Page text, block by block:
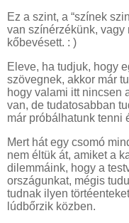
Ez a szint, a “színek
van színérzékünk, vagy
kőbevésett. : )
Eleve, ha tudjuk, hogy
szövegnek, akkor már
hogy valami itt nincsen
van, de tudatosabban
már próbálhatunk tenni
Mert hát egy csomó
nem éltük át, amiket a
dilemmáink, hogy a
országunkat, mégis
tudnak ilyen
lúdbőrzik közben.